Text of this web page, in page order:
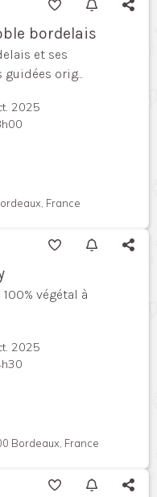
bordelais
et ses
orig...
2025
France
végétal à
2025
Bordeaux, France